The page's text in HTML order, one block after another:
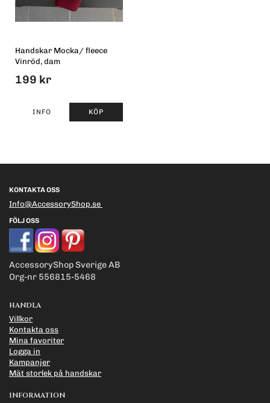
Handskar Mocka/ fleece
Vinröd, dam
199 kr
INFO KÖP
KONTAKTA OSS
Info@AccessoryShop.se
FÖLJ OSS
AccessoryShop Sverige AB
Org-nr 556815-5468
HANDLA
Villkor
Kontakta oss
Mina favoriter
Logga in
Kampanjer
Mät storlek på handskar
INFORMATION